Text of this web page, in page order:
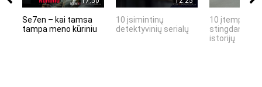
Se7en – kai tamsa
tampa meno kūriniu
10 įsimintinų
detektyvinių serialų
10 įtemptų,
stingdančių
istorijų